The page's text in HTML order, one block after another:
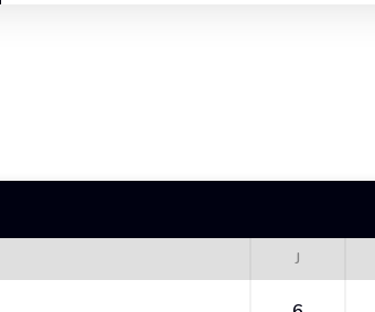
J